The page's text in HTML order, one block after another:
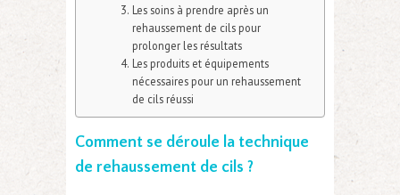
Les soins à prendre après un
rehaussement de cils pour
prolonger les résultats
Les produits et équipements
nécessaires pour un rehaussement
de cils réussi
Comment se déroule la technique
de rehaussement de cils ?